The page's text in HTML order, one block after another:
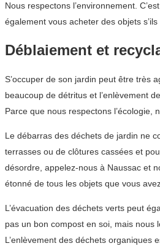
Nous respectons l’environnement.
également vous acheter des objets
Déblaiement et
S’occuper de son jardin peut être très
beaucoup de détritus et l’enlèvement
Parce que nous respectons
Le débarras des déchets de jardin ne
terrasses ou de clôtures cassées et
désordre, appelez-nous à Naussac et
étonné de tous les objets que vous
L’évacuation des déchets verts peut
pas un bon compost en soi, mais nous
L’enlèvement des déchets organiques